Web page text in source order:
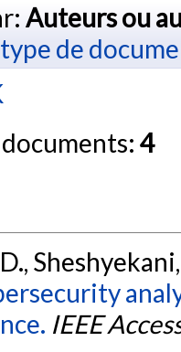
Auteurs ou
type de
4
IEEE